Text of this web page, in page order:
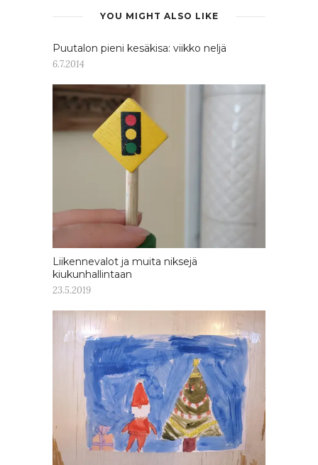
YOU MIGHT ALSO LIKE
Puutalon pieni kesäkisa: viikko neljä
6.7.2014
Liikennevalot ja muita niksejä
kiukunhallintaan
23.5.2019